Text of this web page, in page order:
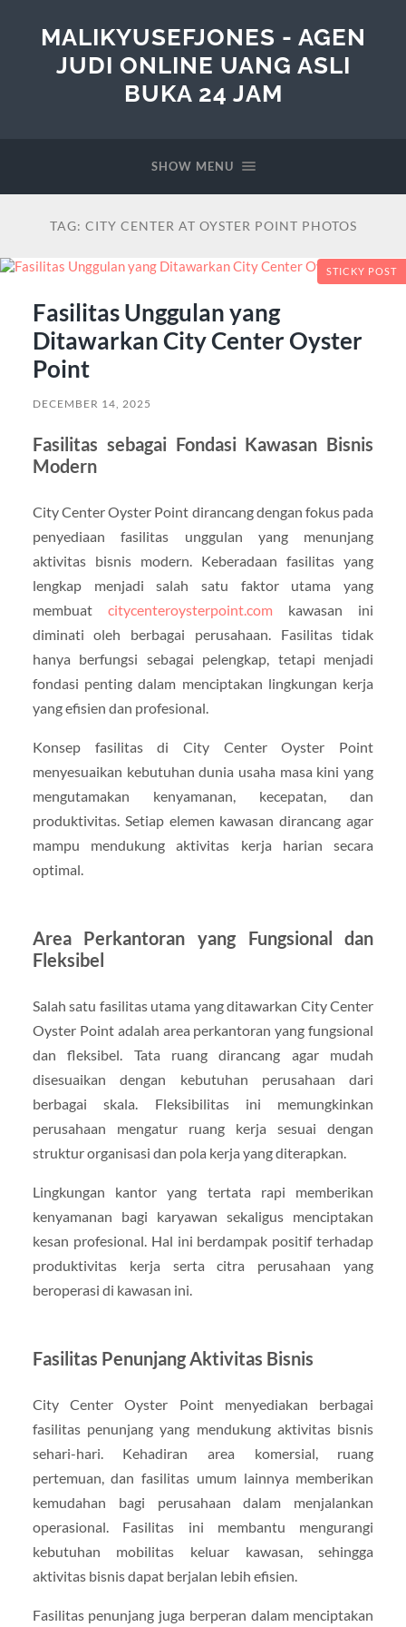
MALIKYUSEFJONES - AGEN
JUDI ONLINE UANG ASLI
BUKA 24 JAM
SHOW MENU
TAG: CITY CENTER AT OYSTER POINT PHOTOS
STICKY POST
Fasilitas Unggulan yang
Ditawarkan City Center Oyster
Point
DECEMBER 14, 2025
Fasilitas sebagai Fondasi Kawasan Bisnis
Modern
City Center Oyster Point dirancang dengan fokus pada
penyediaan fasilitas unggulan yang menunjang
aktivitas bisnis modern. Keberadaan fasilitas yang
lengkap menjadi salah satu faktor utama yang
membuat citycenteroysterpoint.com kawasan ini
diminati oleh berbagai perusahaan. Fasilitas tidak
hanya berfungsi sebagai pelengkap, tetapi menjadi
fondasi penting dalam menciptakan lingkungan kerja
yang efisien dan profesional.
Konsep fasilitas di City Center Oyster Point
menyesuaikan kebutuhan dunia usaha masa kini yang
mengutamakan kenyamanan, kecepatan, dan
produktivitas. Setiap elemen kawasan dirancang agar
mampu mendukung aktivitas kerja harian secara
optimal.
Area Perkantoran yang Fungsional dan
Fleksibel
Salah satu fasilitas utama yang ditawarkan City Center
Oyster Point adalah area perkantoran yang fungsional
dan fleksibel. Tata ruang dirancang agar mudah
disesuaikan dengan kebutuhan perusahaan dari
berbagai skala. Fleksibilitas ini memungkinkan
perusahaan mengatur ruang kerja sesuai dengan
struktur organisasi dan pola kerja yang diterapkan.
Lingkungan kantor yang tertata rapi memberikan
kenyamanan bagi karyawan sekaligus menciptakan
kesan profesional. Hal ini berdampak positif terhadap
produktivitas kerja serta citra perusahaan yang
beroperasi di kawasan ini.
Fasilitas Penunjang Aktivitas Bisnis
City Center Oyster Point menyediakan berbagai
fasilitas penunjang yang mendukung aktivitas bisnis
sehari-hari. Kehadiran area komersial, ruang
pertemuan, dan fasilitas umum lainnya memberikan
kemudahan bagi perusahaan dalam menjalankan
operasional. Fasilitas ini membantu mengurangi
kebutuhan mobilitas keluar kawasan, sehingga
aktivitas bisnis dapat berjalan lebih efisien.
Fasilitas penunjang juga berperan dalam menciptakan